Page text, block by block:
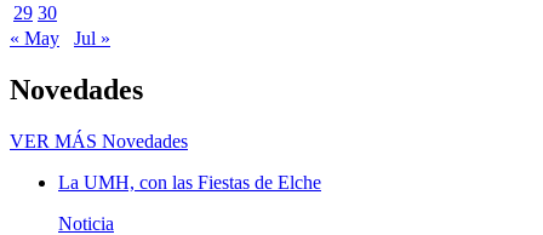
29 30
« May
Jul »
Novedades
VER MÁS Novedades
La UMH, con las Fiestas de Elche
Noticia